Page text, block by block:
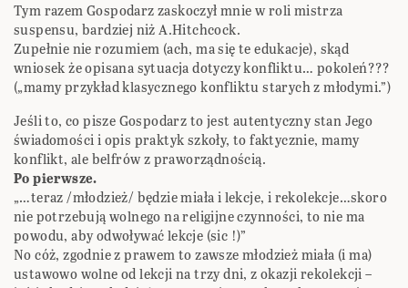
Tym razem Gospodarz zaskoczył mnie w roli mistrza
suspensu, bardziej niż A.Hitchcock.
Zupełnie nie rozumiem (ach, ma się te edukacje), skąd
wniosek że opisana sytuacja dotyczy konfliktu… pokoleń???
(„mamy przykład klasycznego konfliktu starych z młodymi.”)
Jeśli to, co pisze Gospodarz to jest autentyczny stan Jego
świadomości i opis praktyk szkoły, to faktycznie, mamy
konflikt, ale belfrów z praworządnością.
Po pierwsze.
„…teraz /młodzież/ będzie miała i lekcje, i rekolekcje…skoro
nie potrzebują wolnego na religijne czynności, to nie ma
powodu, aby odwoływać lekcje (sic !)”
No cóż, zgodnie z prawem to zawsze młodzież miała (i ma)
ustawowo wolne od lekcji na trzy dni, z okazji rekolekcji –